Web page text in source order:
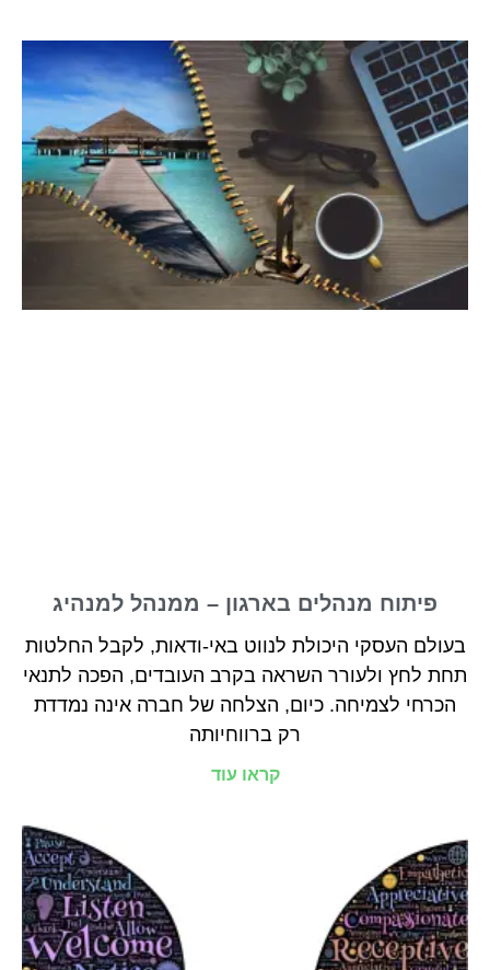
פיתוח מנהלים בארגון – ממנהל למנהיג
בעולם העסקי היכולת לנווט באי-ודאות, לקבל החלטות
תחת לחץ ולעורר השראה בקרב העובדים, הפכה לתנאי
הכרחי לצמיחה. כיום, הצלחה של חברה אינה נמדדת
רק ברווחיותה
קראו עוד